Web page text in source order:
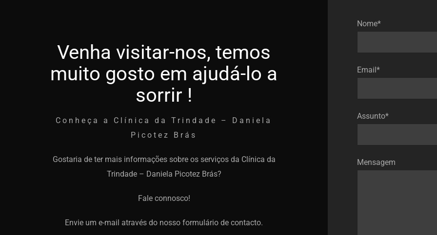
Venha visitar-nos, temos
muito gosto em ajudá-lo a
sorrir !
Conheça a Clínica da Trindade – Daniela
Picotez Brás
Gostaria de ter mais informações sobre os serviços da Clínica da
Trindade – Daniela Picotez Brás?
Fale connosco!
Envie um e-mail através do nosso formulário de contacto.
Nome*
Email*
Assunto*
Mensagem